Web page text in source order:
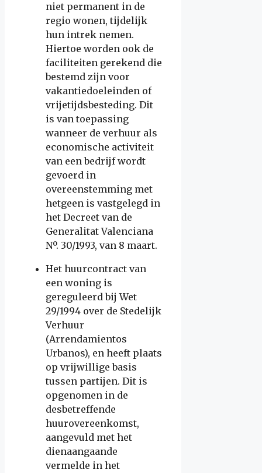
niet permanent in de
regio wonen, tijdelijk
hun intrek nemen.
Hiertoe worden ook de
faciliteiten gerekend die
bestemd zijn voor
vakantiedoeleinden of
vrijetijdsbesteding. Dit
is van toepassing
wanneer de verhuur als
economische activiteit
van een bedrijf wordt
gevoerd in
overeenstemming met
hetgeen is vastgelegd in
het Decreet van de
Generalitat Valenciana
Nº. 30/1993, van 8 maart.
Het huurcontract van
een woning is
gereguleerd bij Wet
29/1994 over de Stedelijk
Verhuur
(Arrendamientos
Urbanos), en heeft plaats
op vrijwillige basis
tussen partijen. Dit is
opgenomen in de
desbetreffende
huurovereenkomst,
aangevuld met het
dienaangaande
vermelde in het